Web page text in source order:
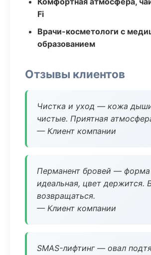
Fi
Врачи-косметологи с
образованием
Отзывы клиентов
Чистка и уход — кожа
чистые. Приятная
— Клиент компании
Перманент бровей — форма
идеальная, цвет держится.
возвращаться.
— Клиент компании
SMAS-лифтинг — овал